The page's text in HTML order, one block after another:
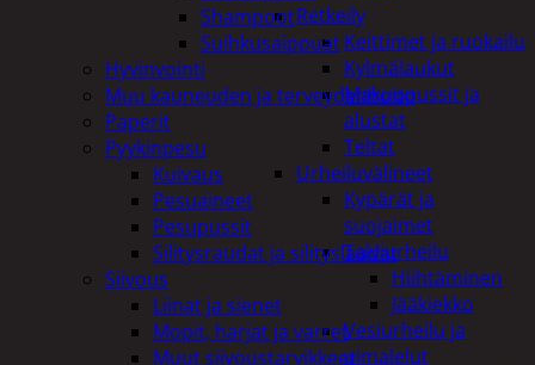
Retkeily
Keittimet ja ruokailu
Kylmälaukut
Makuupussit ja
alustat
Teltat
Urheiluvälineet
Kypärät ja
suojaimet
Talviurheilu
Hiihtäminen
Jääkiekko
Vesiurheilu ja
uimalelut
Shampoot
Suihkusaippuat
Hyvinvointi
Muu kauneuden ja terveydenhoito
Paperit
Pyykinpesu
Kuivaus
Pesuaineet
Pesupussit
Silitysraudat ja silityslaudat
Siivous
Liinat ja sienet
Mopit, harjat ja varret
Muut siivoustarvikkeet